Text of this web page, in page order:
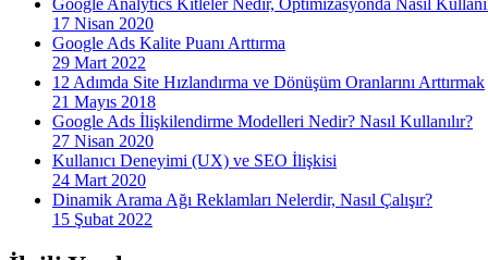
Google Analytics Kitleler Nedir, Optimizasyonda Nasıl
17 Nisan 2020
Google Ads Kalite Puanı Arttırma
29 Mart 2022
12 Adımda Site Hızlandırma ve Dönüşüm Oranlarını Arttırmak
21 Mayıs 2018
Google Ads İlişkilendirme Modelleri Nedir? Nasıl Kullanılır?
27 Nisan 2020
Kullanıcı Deneyimi (UX) ve SEO İlişkisi
24 Mart 2020
Dinamik Arama Ağı Reklamları Nelerdir, Nasıl Çalışır?
15 Şubat 2022